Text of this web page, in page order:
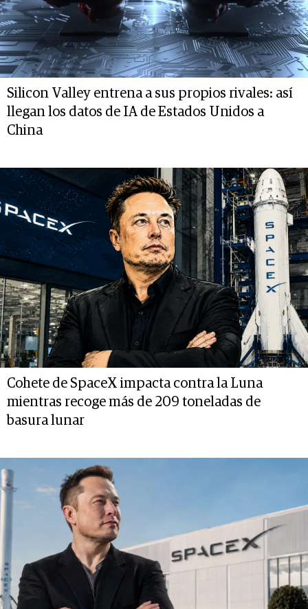
Silicon Valley entrena a sus propios rivales: así
llegan los datos de IA de Estados Unidos a
China
Cohete de SpaceX impacta contra la Luna
mientras recoge más de 209 toneladas de
basura lunar